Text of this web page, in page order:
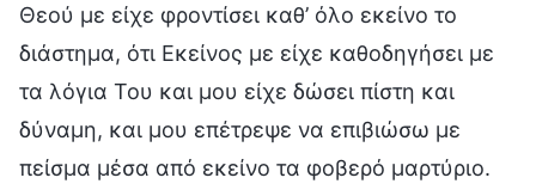
Θεού με είχε φροντίσει καθ’ όλο εκείνο το
διάστημα, ότι Εκείνος με είχε καθοδηγήσει με
τα λόγια Του και μου είχε δώσει πίστη και
δύναμη, και μου επέτρεψε να επιβιώσω με
πείσμα μέσα από εκείνο τα φοβερό μαρτύριο.